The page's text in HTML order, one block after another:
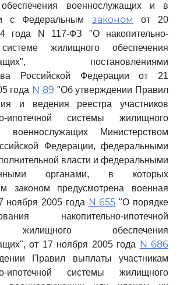
военнослужащих и в
с Федеральным законом от 20
года N 117-ФЗ "О накопительно-
жилищного обеспечения
постановлениями
Российской Федерации от 21
года N 89 "Об утверждении Правил
и ведения реестра участников
ипотечной системы жилищного
военнослужащих Министерством
Федерации, федеральными
власти и федеральными
органами, в которых
законом предусмотрена военная
ноября 2005 года N 655 "О порядке
накопительно-ипотечной
жилищного обеспечения
от 17 ноября 2005 года N 686
Правил выплаты участникам
ипотечной системы жилищного